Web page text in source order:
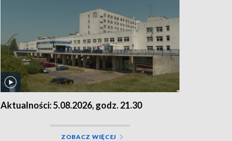
Aktualności: 5.08.2026, godz. 21.30
ZOBACZ WIĘCEJ